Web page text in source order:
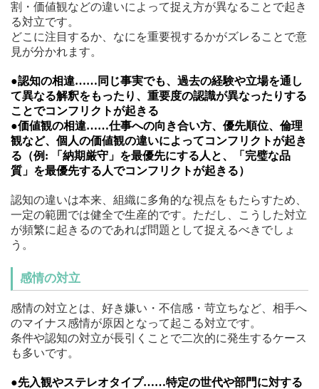
割・価値観などの違いによって捉え方が異なることで起き
る対立です。
どこに注目するか、なにを重要視するかがズレることで意
見が分かれます。
●認知の相違……同じ事実でも、過去の経験や立場を通し
て異なる解釈をもったり、重要度の認識が異なったりする
ことでコンフリクトが起きる
●価値観の相違……仕事への向き合い方、優先順位、倫理
観など、個人の価値観の違いによってコンフリクトが起き
る（例: 「納期厳守」を最優先にする人と、「完璧な品
質」を最優先する人でコンフリクトが起きる）
認知の違いは本来、組織に多角的な視点をもたらすため、
一定の範囲では健全で生産的です。ただし、こうした対立
が頻繁に起きるのであれば問題として捉えるべきでしょ
う。
感情の対立
感情の対立とは、好き嫌い・不信感・苛立ちなど、相手へ
のマイナス感情が原因となって起こる対立です。
条件や認知の対立が長引くことで二次的に発生するケース
も多いです。
●先入観やステレオタイプ……特定の世代や部門に対する